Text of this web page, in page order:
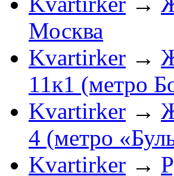
Москва
Kvartirker →
11к1 (метро
Kvartirker →
4 (метро
Kvartirker →